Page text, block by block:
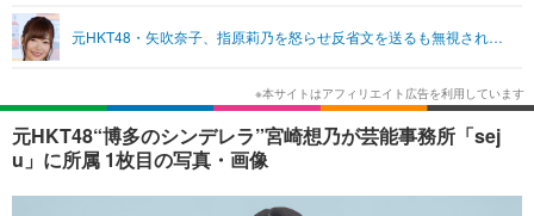
ショッピング その他
エンタメTOP 映画・ドラマ
韓国・芸能
音楽 スポーツ
ライフ
ライフTOP グルメ
ペット ショッピング
その他
リリース一覧
プッシュ通知の停止方法
元HKT48・矢吹奈子、指原莉乃を怒らせ反省文を送るも無視され…
元HKT48“博多のシンデレラ”宮崎想乃が芸能事務所「sej
u」に所属 1枚目の写真・画像